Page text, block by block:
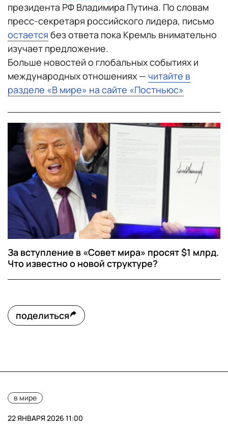
президента РФ Владимира Путина. По словам
пресс-секретаря российского лидера, письмо
остается без ответа пока Кремль внимательно
изучает предложение.
Больше новостей о глобальных событиях и
международных отношениях — читайте в
разделе «В мире» на сайте «Постньюс»
За вступление в «Совет мира» просят $1 млрд.
Что известно о новой структуре?
поделиться
в мире
22 ЯНВАРЯ 2026 11:00